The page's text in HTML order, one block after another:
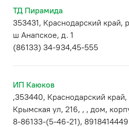
ТД Пирамида
353431, Краснодарский край,
ш Анапское, д. 1
(86133) 34-934,45-555
ИП Каюков
,353440, Краснодарский
Крымская ул, 216, , , дом,
8-86133-(5-46-21),